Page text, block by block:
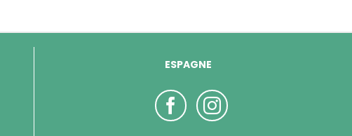
ESPAGNE